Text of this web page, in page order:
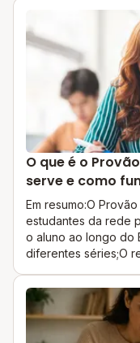
leitura,
podem observar
das respostas para
prejudica.Estudar
segura é: depende.
O que é o
serve e como
Em resumo:O
estudantes da rede
o aluno ao longo do
diferentes séries;O
Paulo.Entender o
para estudantes do
Paulo que desejam
seriada funciona